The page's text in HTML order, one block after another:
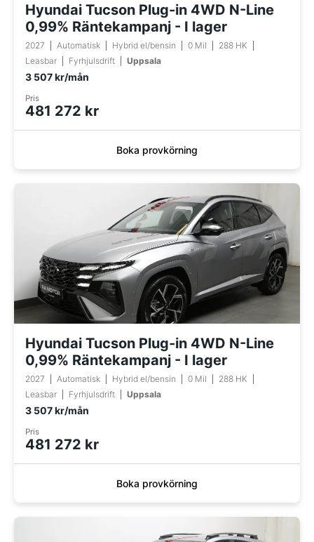
Hyundai Tucson Plug-in 4WD N-Line
0,99% Räntekampanj - I lager
2027 Automatisk Hybrid el/bensin 0 Mil
288 HK
Leasbar
Fyrhjulsdrift Uppsala
3 507 kr/mån
Pris
481 272 kr
Boka provkörning
Hyundai Tucson Plug-in 4WD N-Line
0,99% Räntekampanj - I lager
2027 Automatisk Hybrid el/bensin 0 Mil
288 HK
Leasbar
Fyrhjulsdrift Uppsala
3 507 kr/mån
Pris
481 272 kr
Boka provkörning